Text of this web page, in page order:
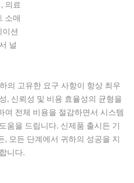
의료
소매
션
널
의 고유한 요구 사항이 항상 최우
, 신뢰성 및 비용 효율성의 균형을
여 전체 비용을 절감하면서 시스템
움을 드립니다. 신제품 출시든 기
, 모든 단계에서 귀하의 성공을 지
니다.